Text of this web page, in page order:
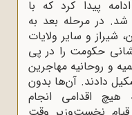
پیدا کرد که با
در مرحله بعد به
شیراز و سایر ولایات
حکومت را در پی
و روحانیه مهاجرین
دادند. آن‌ها بدون
اقدامی انجام